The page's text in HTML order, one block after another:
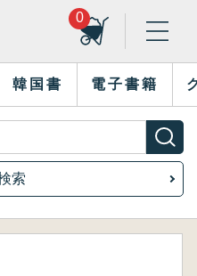
0
韓国書 電子書籍
索